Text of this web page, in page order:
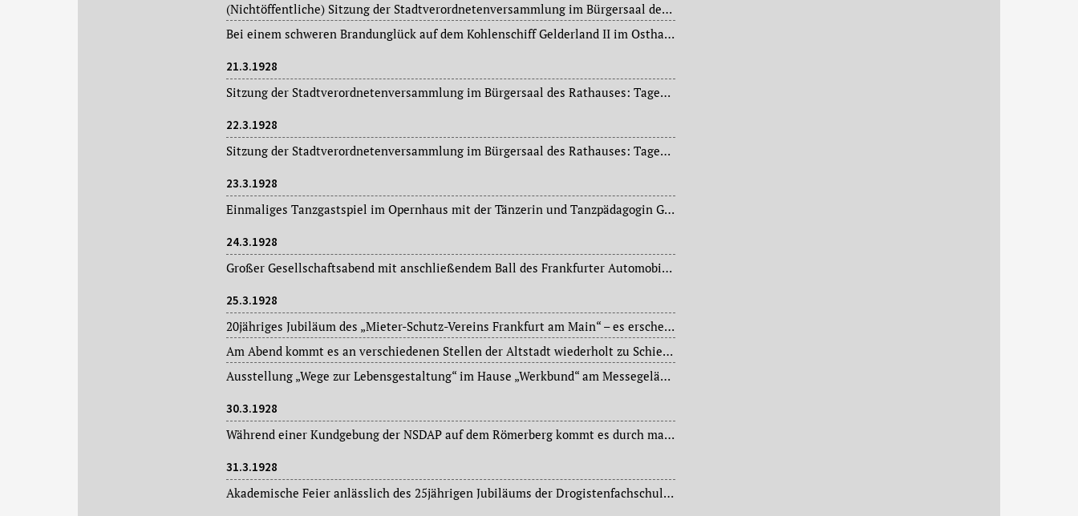
(Nichtöffentliche) Sitzung der Stadtverordnetenversammlung im Bürgersaal des Rathauses: Tagesordnung: Wahl eines besoldeten Stadtrats für die Leitung des städtischen Verkehrs- und Wirtschaftsamtes. Gewählt wird Dr. August Lingnau (1890-1960). Im Anschluss daran Beginn der dreitägigen (20,. 21. u. 22.03.) Haushaltsdebatte: Des Weiteren ermächtigt die Stadtverordnetenversammlung den Magistrat zur Aufnahme einer Inlandsanleihe von zwanzig Millionen Mark zur Abdeckung extraordinärer, von den städtischen Körperschaften bereits früher genehmigten Aufwendungen. Davon entfallen rund zehn Millionen Mark auf den städtischen Wohnungsbau der letzten beiden Jahre, jeweils über vier Millionen Mark auf den Straßenbau und auf Kanalbauten sowie 1,72 Millionen Mark auf die Niddaregulierung.
Bei einem schweren Brandunglück auf dem Kohlenschiff Gelderland II im Osthafen wird ein 41jähriger Matrose tödlich verletzt.
21.3.1928
Sitzung der Stadtverordnetenversammlung im Bürgersaal des Rathauses: Tagesordnung: Fortsetzung der dreitägigen Haushaltsdebatte. Abschluss eines Stromlieferungsvertrages mit dem Deutschen Reich (Reichswasserstraßenverwaltung), Beschaffung von zwanzig Kraftomnibussen für die städtische Straßenbahn, Gewährung einer einmaligen finanziellen Unterstützung des Frankfurter Motettenchors im Interesse der Ergänzung des Schulmusikunterrichts.
22.3.1928
Sitzung der Stadtverordnetenversammlung im Bürgersaal des Rathauses: Tagesordnung: Fortsetzung der dreitägigen Haushaltsdebatte.
23.3.1928
Einmaliges Tanzgastspiel im Opernhaus mit der Tänzerin und Tanzpädagogin Gret Palucca („Palucca Schule“, Dresden).
24.3.1928
Großer Gesellschaftsabend mit anschließendem Ball des Frankfurter Automobil-Club e. V. im Hotel „Frankfurter Hof“ – zum ersten Mal nach dem Ersten Weltkrieg.
25.3.1928
20jähriges Jubiläum des „Mieter-Schutz-Vereins Frankfurt am Main“ – es erscheint eine Sonderausgabe der Frankfurter Mieterzeitung.
Am Abend kommt es an verschiedenen Stellen der Altstadt wiederholt zu Schießereien und Prügeleien zwischen Anhängern der Kommunistischen Partei Deutschlands (KPD) und der NSDAP.
Ausstellung „Wege zur Lebensgestaltung“ im Hause „Werkbund“ am Messegelände.
30.3.1928
Während einer Kundgebung der NSDAP auf dem Römerberg kommt es durch massive Störungen von Anhängern der Kommunistischen Partei Deutschlands (KPD). Schüsse fallen; infolge des darauf entstehenden Tumults werden einige Personen verletzt. Die Polizei räumt den Römerberg und die angrenzenden Straßen.
31.3.1928
Akademische Feier anlässlich des 25jährigen Jubiläums der Drogistenfachschule zu Frankfurt am Main in der Aula der Berufsschule 5 für Bekleidungs- und Nahrungsgewerbe.